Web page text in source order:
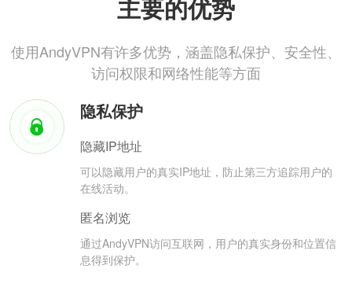
主要的优势
使用AndyVPN有许多优势，涵盖隐私保护、安全性、
访问权限和网络性能等方面
隐私保护
隐藏IP地址
可以隐藏用户的真实IP地址，防止第三方追踪用户的
在线活动。
匿名浏览
通过AndyVPN访问互联网，用户的真实身份和位置信
息得到保护。